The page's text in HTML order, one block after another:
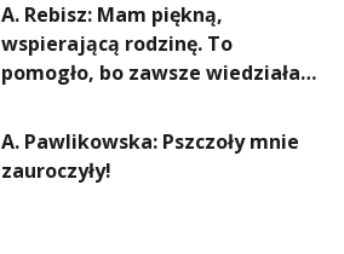
A. Rebisz: Mam piękną,
wspierającą rodzinę. To
pomogło, bo zawsze wiedziałam,
najważniejsza
A. Pawlikowska: Pszczoły mnie
zauroczyły!